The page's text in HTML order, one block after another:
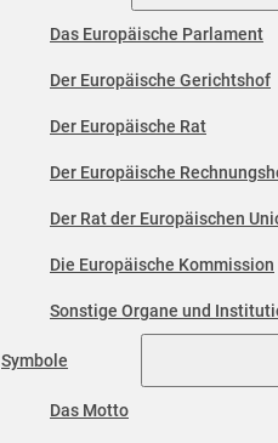
Das Europäische Parlament
Der Europäische Gerichtshof
Der Europäische Rat
Der Europäische
Der Rat der Europäischen
Die Europäische Kommission
Sonstige Organe und
Symbole
Das Motto